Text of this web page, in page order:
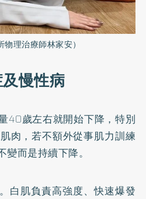
物理治療師林家安）
慢性病
40歲左右就開始下降，特別
肉，若不額外從事肌力訓練
而是持續下降。
白肌負責高強度、快速爆發